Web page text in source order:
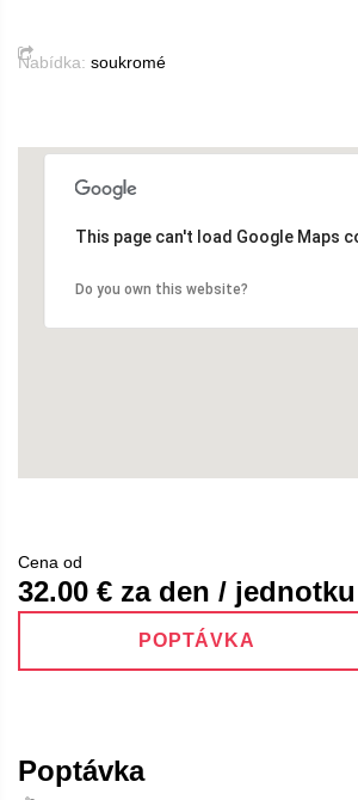
Nabídka: soukromé
This page can't load Google Maps
Do you own this website?
Cena od
32.00 € za den / jednotku
POPTÁVKA
Poptávka